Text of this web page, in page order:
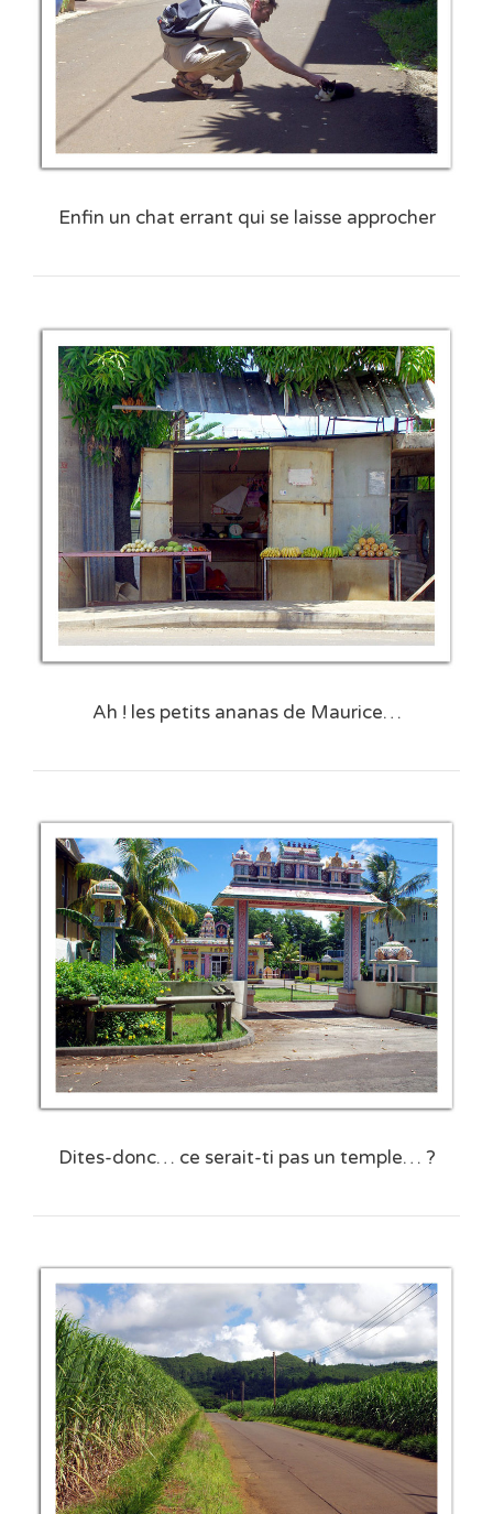
Enfin un chat errant qui se laisse approcher
Ah ! les petits ananas de Maurice…
Dites-donc… ce serait-ti pas un temple… ?